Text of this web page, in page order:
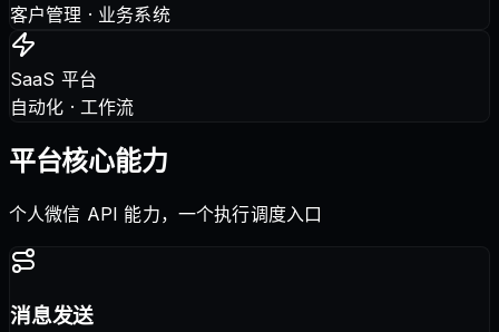
客户管理 · 业务系统
SaaS 平台
自动化 · 工作流
平台核心能力
个人微信 API 能力，一个执行调度入口
消息发送